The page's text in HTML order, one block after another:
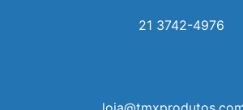
21 3742-4976